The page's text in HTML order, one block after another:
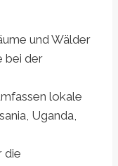
und Wälder
bei der
lokale
Uganda,
die